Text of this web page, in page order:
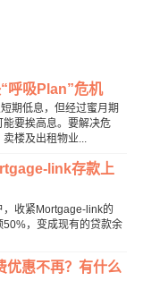
呼吸Plan”危机
期低息，但经过蜜月期
要挨高息。要解决危
楼及出租物业...
link存款上
收紧Mortgage-link的
，变成现有的贷款余
优惠不再？有什么